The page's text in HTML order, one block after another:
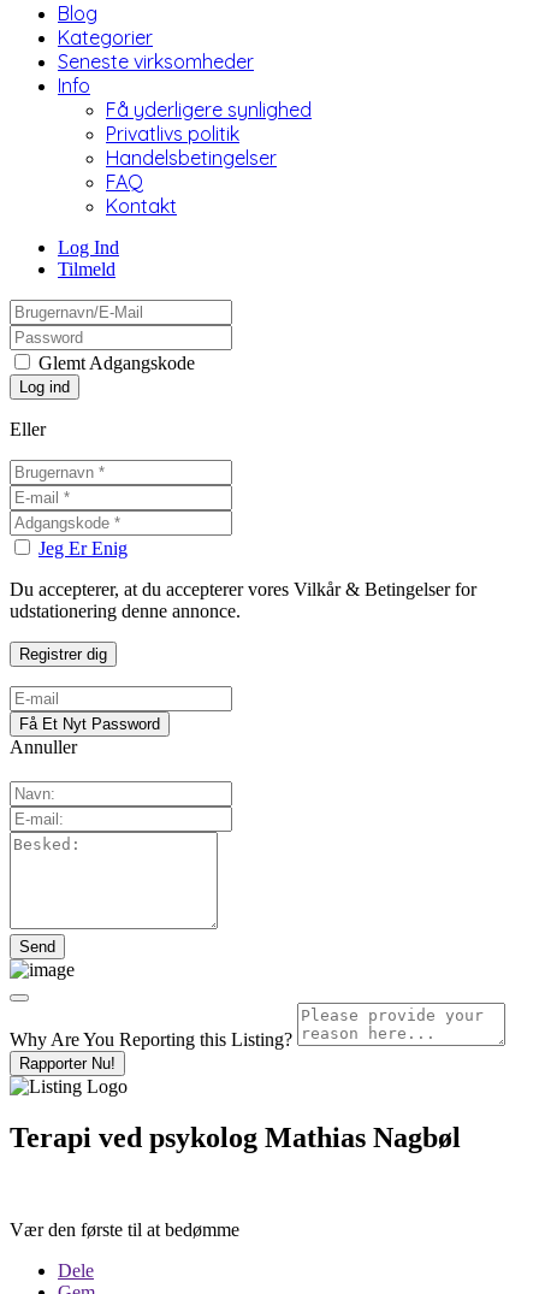
Blog
Kategorier
Seneste virksomheder
Info
Få yderligere synlighed
Privatlivs politik
Handelsbetingelser
FAQ
Kontakt
Log Ind
Tilmeld
Glemt Adgangskode
Eller
Jeg Er Enig
Du accepterer, at du accepterer vores Vilkår & Betingelser for
udstationering denne annonce.
Annuller
Why Are You Reporting this Listing?
Rapporter Nu!
Terapi ved psykolog Mathias Nagbøl
Vær den første til at bedømme
Dele